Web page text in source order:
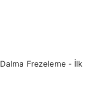
Dalma Frezeleme - İlk